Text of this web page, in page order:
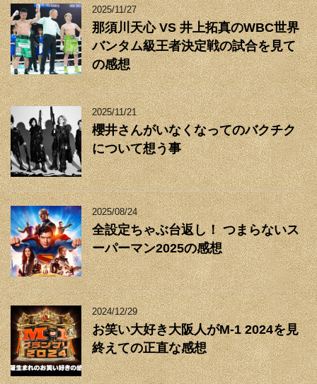
2025/11/27
那須川天心 VS 井上拓真のWBC世界
バンタム級王者決定戦の試合を見て
の感想
2025/11/21
櫻井さんがいなくなってのバクチク
について想う事
2025/08/24
全設定ちゃぶ台返し！ つまらないス
ーパーマン2025の感想
2024/12/29
お笑い大好き大阪人がM-1 2024を見
終えての正直な感想